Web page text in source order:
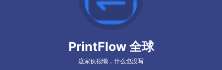
PrintFlow 全球
这家伙很懒，什么也没写